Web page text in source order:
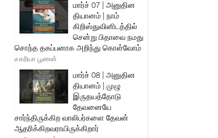
மார்ச் 07 | அனுதின
தியானம் | நாம்
கிறிஸ்துவினிடத்தில்
சென்று பிதாவை நமது
சொந்த தகப்பனாக அறிந்து கொள்வோம்
சகரியா பூணன்
மார்ச் 08 | அனுதின
தியானம் | முழு
இருதயத்தோடு
தேவனையே
சார்ந்திருக்கிற வாலிபர்களை தேவன்
ஆதரிக்கிறவராயிருக்கிறார்